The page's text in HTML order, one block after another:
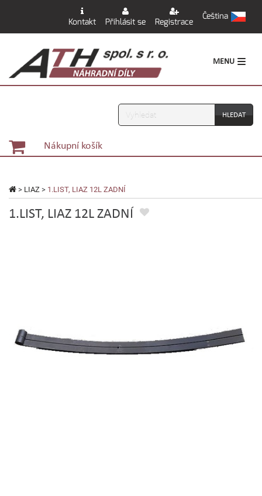
Kontakt Přihlásit se Registrace
Čeština
MENU
Vyhledávání
Nákupní košík
> LIAZ > 1.LIST, LIAZ 12L ZADNÍ
1.LIST, LIAZ 12L ZADNÍ